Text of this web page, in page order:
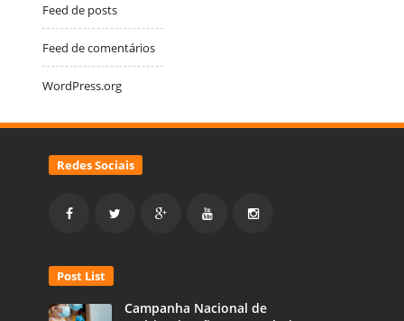
Feed de posts
Feed de comentários
WordPress.org
Redes Sociais
Post List
Campanha Nacional de